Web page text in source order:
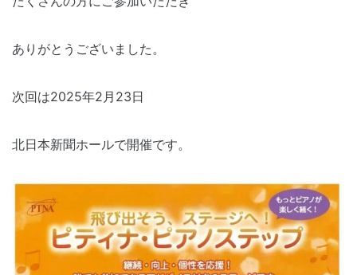
ありがとうございました。
次回は2025年2月23日
北日本新聞ホールで開催です。